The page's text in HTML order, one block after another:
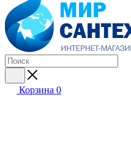
Корзина 0